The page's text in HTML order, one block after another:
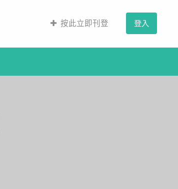
按此立即刊登 登入